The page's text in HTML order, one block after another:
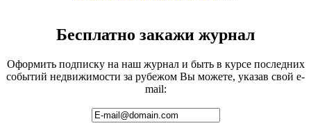
Бесплатно закажи журнал
Оформить подписку на наш журнал и быть в курсе последних
событий недвижимости за рубежом Вы можете, указав свой e-
mail: